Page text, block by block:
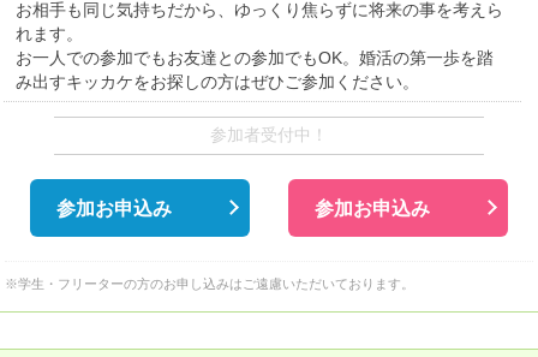
お相手も同じ気持ちだから、ゆっくり焦らずに将来の事を考えら
れます。
お一人での参加でもお友達との参加でもOK。婚活の第一歩を踏
み出すキッカケをお探しの方はぜひご参加ください。
参加者受付中！
参加お申込み 参加お申込み
※学生・フリーターの方のお申し込みはご遠慮いただいております。